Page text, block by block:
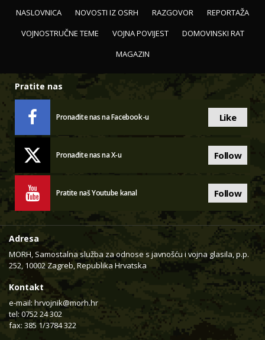
NASLOVNICA NOVOSTI IZ OSRH RAZGOVOR
REPORTAŽA
VOJNOSTRUČNE TEME
VOJNA POVIJEST
DOMOVINSKI RAT
MAGAZIN
Pratite nas
Pronađite nas na Facebook-u Like
Pronađite nas na X-u Follow
Pratite naš Youtube kanal Follow
Adresa
MORH, Samostalna služba za odnose s javnošću i vojna glasila, p.p.
252, 10002 Zagreb, Republika Hrvatska
Kontakt
e-mail: hrvojnik@morh.hr
tel: 0752 24 302
fax: 385 1/3784 322